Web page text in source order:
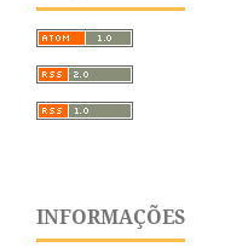
INFORMAÇÕES